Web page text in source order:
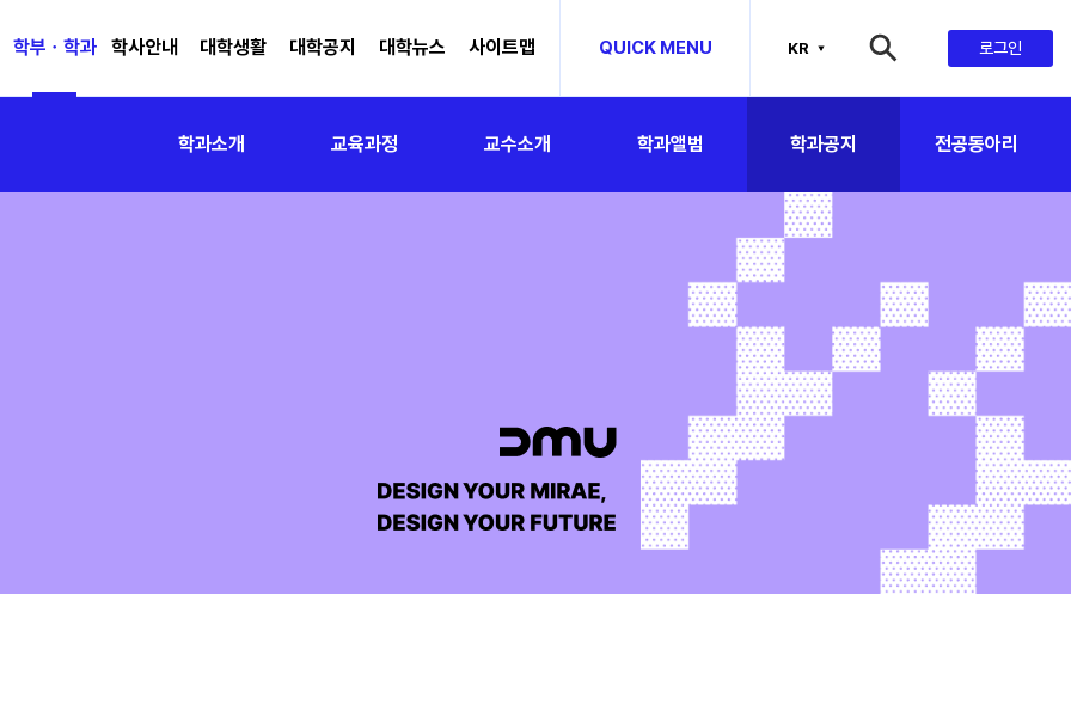
학부ㆍ학과 학사안내 대학생활 대학공지 대학뉴스 사이트맵 QUICK MENU KR 로그인
학과소개 교육과정 교수소개 학과앨범 학과공지 전공동아리